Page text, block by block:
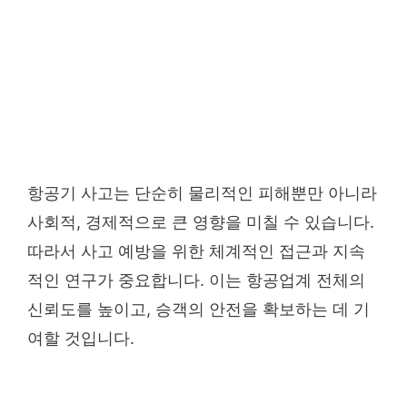
항공기 사고는 단순히 물리적인 피해뿐만 아니라
사회적, 경제적으로 큰 영향을 미칠 수 있습니다.
따라서 사고 예방을 위한 체계적인 접근과 지속
적인 연구가 중요합니다. 이는 항공업계 전체의
신뢰도를 높이고, 승객의 안전을 확보하는 데 기
여할 것입니다.